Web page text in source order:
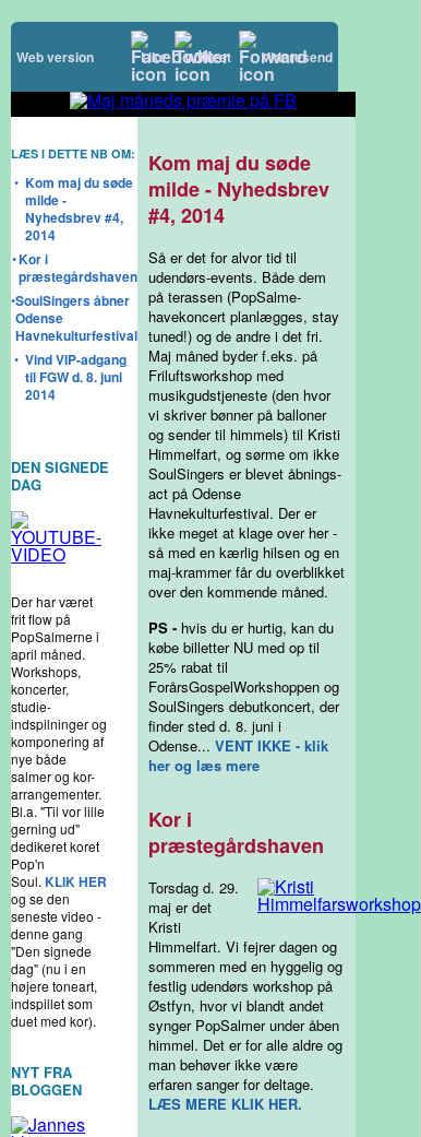
Web version Like Tweet Videresend
LÆS I DETTE NB OM:
• Kom maj du søde
milde -
Nyhedsbrev #4,
2014
•Kor i
præstegårdshaven
•SoulSingers åbner
Odense
Havnekulturfestival
• Vind VIP-adgang
til FGW d. 8. juni
2014
DEN SIGNEDE
DAG
Der har været
frit flow på
PopSalmerne i
april måned.
Workshops,
koncerter,
studie-
indspilninger og
komponering af
nye både
salmer og kor-
arrangementer.
Bl.a. "Til vor lille
gerning ud"
dedikeret koret
Pop'n
Soul. KLIK HER
og se den
seneste video -
denne gang
"Den signede
dag" (nu i en
højere toneart,
indspillet som
duet med kor).
NYT FRA
BLOGGEN
Kom maj du søde
milde - Nyhedsbrev
#4, 2014
Så er det for alvor tid til
udendørs-events. Både dem
på terassen (PopSalme-
havekoncert planlægges, stay
tuned!) og de andre i det fri.
Maj måned byder f.eks. på
Friluftsworkshop med
musikgudstjeneste (den hvor
vi skriver bønner på balloner
og sender til himmels) til Kristi
Himmelfart, og sørme om ikke
SoulSingers er blevet åbnings-
act på Odense
Havnekulturfestival. Der er
ikke meget at klage over her -
så med en kærlig hilsen og en
maj-krammer får du overblikket
over den kommende måned.
PS - hvis du er hurtig, kan du
købe billetter NU med op til
25% rabat til
ForårsGospelWorkshoppen og
SoulSingers debutkoncert, der
finder sted d. 8. juni i
Odense... VENT IKKE - klik
her og læs mere
Kor i
præstegårdshaven
Torsdag d. 29.
maj er det
Kristi
Himmelfart. Vi fejrer dagen og
sommeren med en hyggelig og
festlig udendørs workshop på
Østfyn, hvor vi blandt andet
synger PopSalmer under åben
himmel. Det er for alle aldre og
man behøver ikke være
erfaren sanger for deltage.
LÆS MERE KLIK HER.